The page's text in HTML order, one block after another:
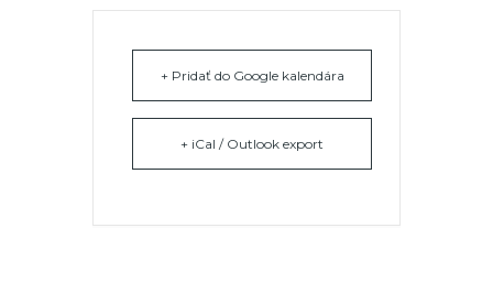
+ Pridať do Google kalendára
+ iCal / Outlook export